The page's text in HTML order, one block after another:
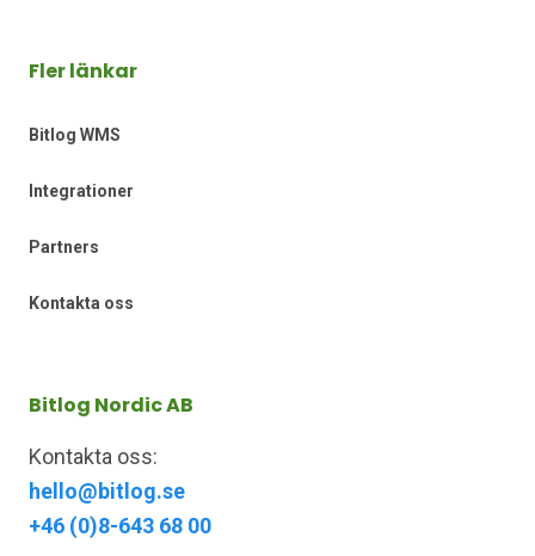
Fler länkar
Bitlog WMS
Integrationer
Partners
Kontakta oss
Bitlog Nordic AB
Kontakta oss:
hello@bitlog.se
+46 (0)8-643 68 00